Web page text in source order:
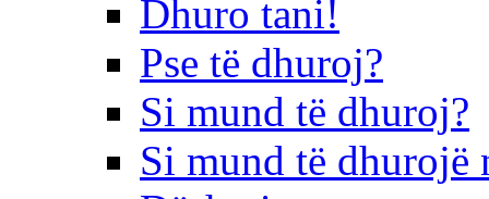
Dhuro tani!
Pse të dhuroj?
Si mund të dhuroj?
Si mund të dhurojë